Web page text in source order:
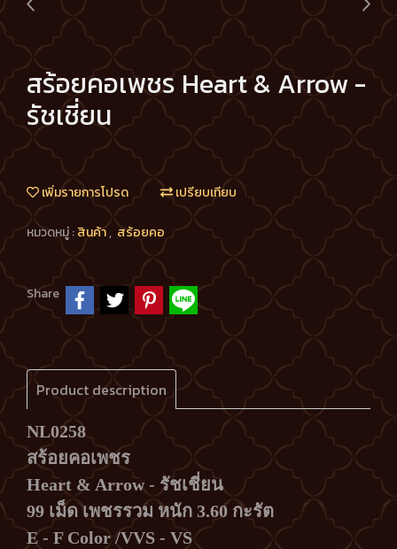
สร้อยคอเพชร Heart & Arrow -
รัชเชี่ยน
เพิ่มรายการโปรด เปรียบเทียบ
หมวดหมู่ :สินค้า, สร้อยคอ
Share
Product description
NL0258
สร้อยคอเพชร
Heart & Arrow - รัชเชี่ยน
99 เม็ด เพชรรวม หนัก 3.60 กะรัต
E - F Color /VVS - VS